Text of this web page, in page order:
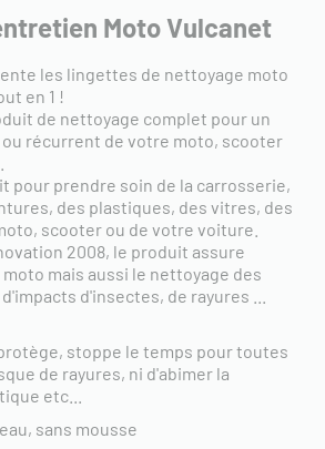
Moto Vulcanet
les lingettes de nettoyage moto
en 1 !
de nettoyage complet pour un
récurrent de votre moto, scooter
pour prendre soin de la carrosserie,
des plastiques, des vitres, des
scooter ou de votre voiture.
2008, le produit assure
mais aussi le nettoyage des
d'insectes, de rayures ...
stoppe le temps pour toutes
de rayures, ni d'abimer la
etc...
sans mousse